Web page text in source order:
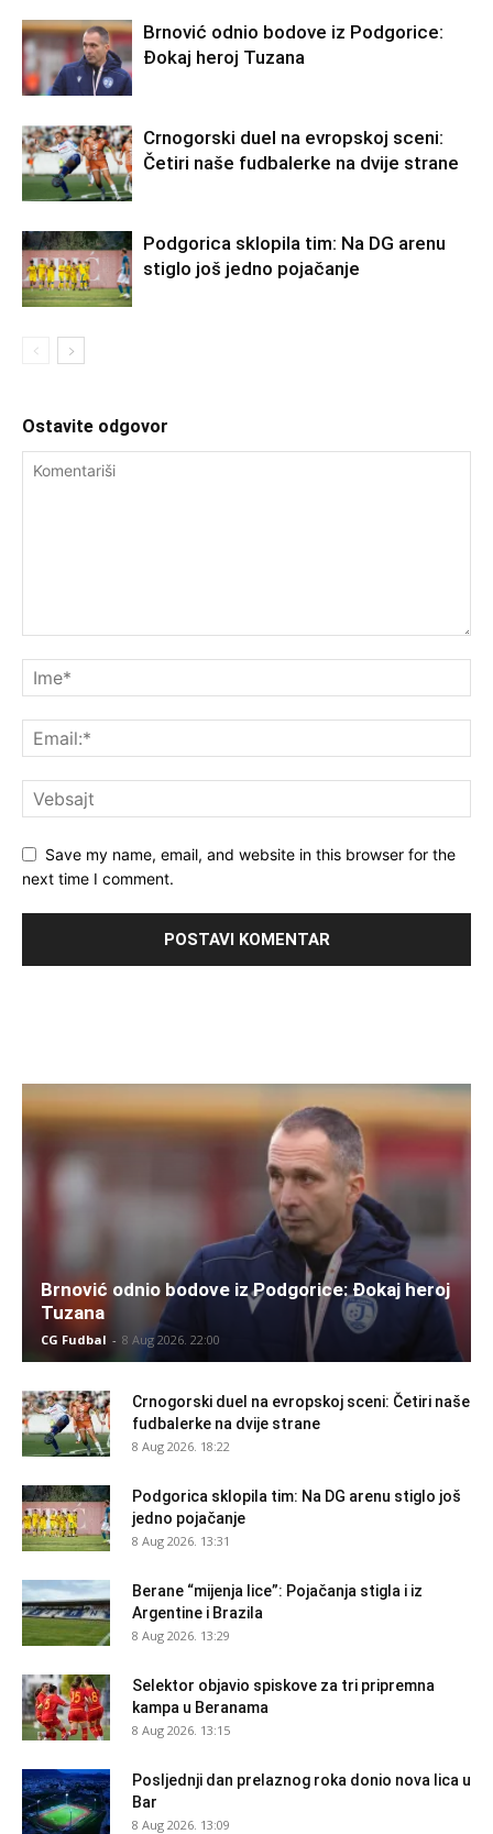
Brnović odnio bodove iz Podgorice:
Đokaj heroj Tuzana
Crnogorski duel na evropskoj sceni:
Četiri naše fudbalerke na dvije strane
Podgorica sklopila tim: Na DG arenu
stiglo još jedno pojačanje
Ostavite odgovor
Save my name, email, and website in this browser for the
next time I comment.
Brnović odnio bodove iz Podgorice: Đokaj heroj
Tuzana
CG Fudbal - 8 Aug 2026. 22:00
Crnogorski duel na evropskoj sceni: Četiri naše
fudbalerke na dvije strane
8 Aug 2026. 18:22
Podgorica sklopila tim: Na DG arenu stiglo još
jedno pojačanje
8 Aug 2026. 13:31
Berane “mijenja lice”: Pojačanja stigla i iz
Argentine i Brazila
8 Aug 2026. 13:29
Selektor objavio spiskove za tri pripremna
kampa u Beranama
8 Aug 2026. 13:15
Posljednji dan prelaznog roka donio nova lica u
Bar
8 Aug 2026. 13:09